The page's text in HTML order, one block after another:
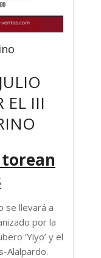
EL III
se llevará a
por la
‘Yiyo’ y el
Alalpardo.